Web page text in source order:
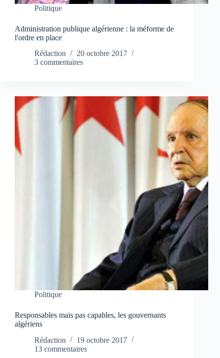
Politique
Administration publique algérienne : la méforme de
l'ordre en place
Rédaction
20 octobre 2017
3 commentaires
Politique
Responsables mais pas capables, les gouvernants
algériens
Rédaction
19 octobre 2017
13 commentaires